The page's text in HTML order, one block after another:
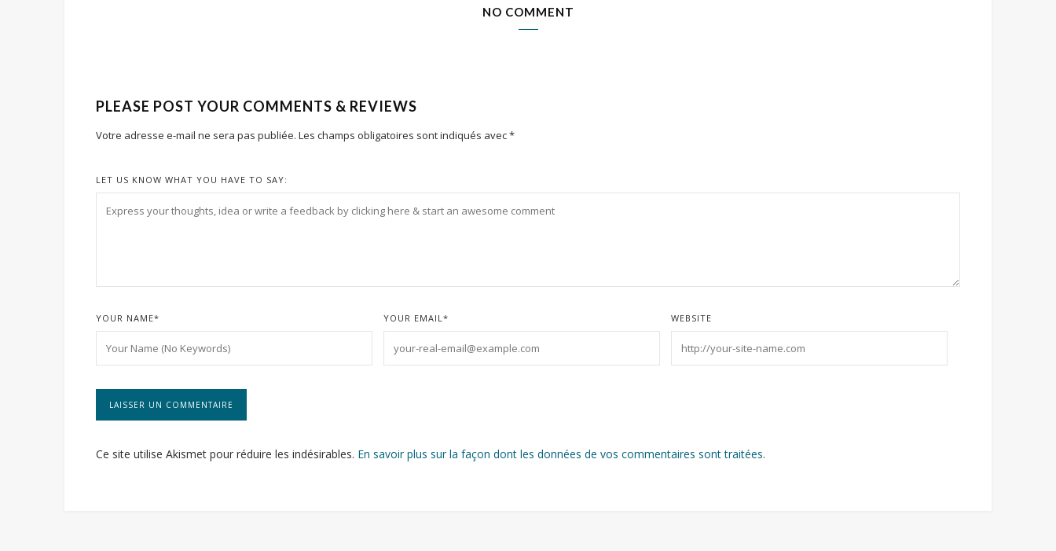
NO COMMENT
PLEASE POST YOUR COMMENTS & REVIEWS
Votre adresse e-mail ne sera pas publiée. Les champs obligatoires sont indiqués avec*
LET US KNOW WHAT YOU HAVE TO SAY:
YOUR NAME* YOUR EMAIL* WEBSITE
Ce site utilise Akismet pour réduire les indésirables. En savoir plus sur la façon dont les données de vos commentaires sont traitées.